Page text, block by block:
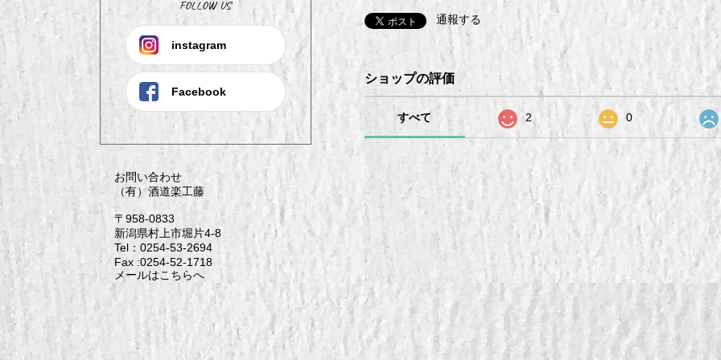
FOLLOW US
instagram
Facebook
お問い合わせ
（有）酒道楽工藤
〒958-0833
新潟県村上市堀片4-8
Tel：0254-53-2694
Fax :0254-52-1718
メールはこちらへ
通報する
ショップの評価
すべて 2 0